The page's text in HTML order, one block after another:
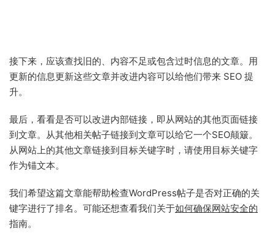
接下来，应该查找旧的、内容不足或包含过时信息的文章。用
更新的信息更新这些文章并改进内容可以给他们带来 SEO 提
升。
最后，看看是否可以改进内部链接，即从网站的其他页面链接
到文章。从其他相关帖子链接到文章可以给它一个SEO颠簸。
从网站上的其他文章链接到目标关键字时，请使用目标关键字
作为锚文本。
我们希望这篇文章能帮助检查WordPress帖子是否对正确的关
键字进行了排名。可能还想查看我们关于如何确保网站安全的
指南。